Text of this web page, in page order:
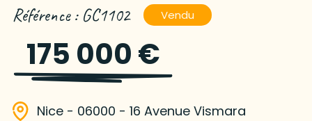
Référence : GC1102 Vendu
175 000 €
Nice - 06000 - 16 Avenue Vismara